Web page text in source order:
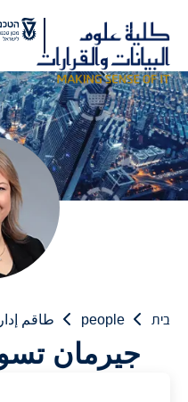
Content
בית people طاقم
جيرمان